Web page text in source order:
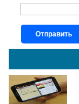
Отправить